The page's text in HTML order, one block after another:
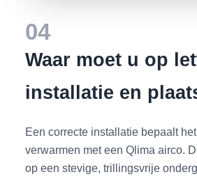
04
Waar moet u op
installatie en
Een correcte installatie bepaalt
verwarmen met een Qlima airco.
op een stevige, trillingsvrije